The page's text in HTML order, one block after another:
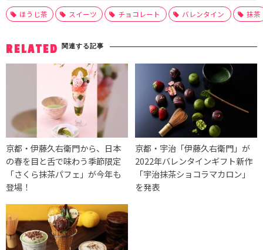
ほうじ茶 スイーツ チョコレート バレンタイン 抹茶
RELATED 関連する記事
京都・伊藤久右衛門から、日本
の春を目と舌で味わう季節限定
「さくら抹茶パフェ」が今年も
登場！
京都・宇治「伊藤久右衛門」が
2022年バレンタインギフト新作
「宇治抹茶ショコラマカロン」
を発表